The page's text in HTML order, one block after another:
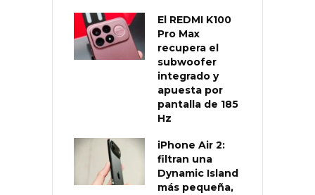
El REDMI K100
Pro Max
recupera el
subwoofer
integrado y
apuesta por
pantalla de 185
Hz
iPhone Air 2:
filtran una
Dynamic Island
más pequeña,